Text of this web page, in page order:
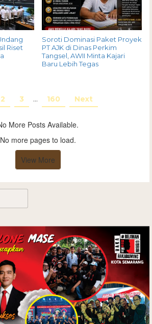
Riset
Soroti Dominasi Paket Proyek
PT AJK di Dinas Perkim
Tangsel, AWII Minta Kajari
Baru Lebih Tegas
2 3 … 160 Next
More Posts Available.
No more pages to load.
View More